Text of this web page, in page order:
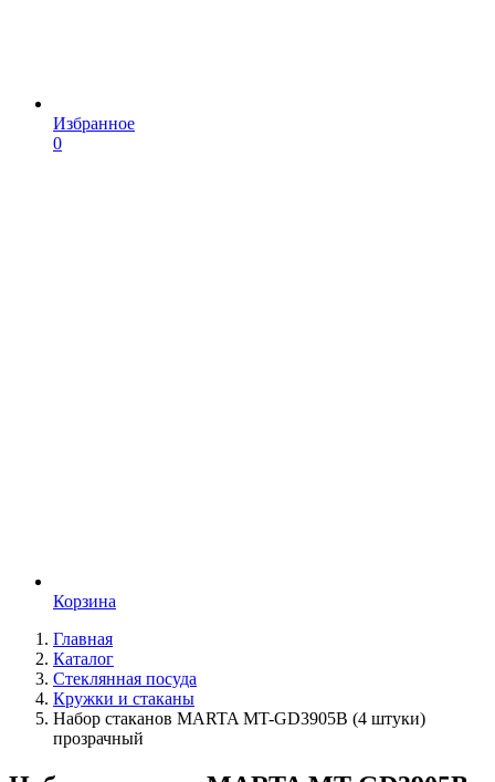
Избранное
0
Корзина
Главная
Каталог
Стеклянная посуда
Кружки и стаканы
Набор стаканов MARTA MT-GD3905B (4 штуки)
прозрачный